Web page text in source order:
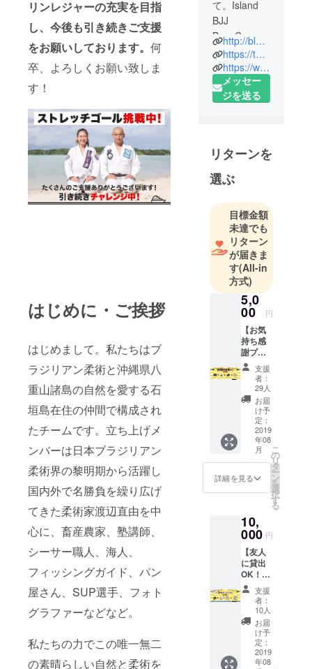
リンレジャーの充実を目指
し、今後も引き続きご支援
をお願いしております。 何
卒、よろしくお願い致しま
す！
はじめに・ご挨拶
はじめまして。私たちはブ
ラジリアン柔術と沖縄県八
重山諸島の自然を愛する石
垣島在住の仲間で構成され
たチームです。立ち上げメ
ンバーは日本ブラジリアン
柔術界の黎明期から活躍し
国内外で名勝負を繰り広げ
てきた柔術家渡辺直由を中
心に、畜産農家、塾講師、
シーサー職人、海人、
フィッシングガイド、パン
屋さん、SUP選手、フォト
グラファーなどなど。
私たちの力でこの唯一無二
の素晴らしい自然と柔術を
て。Island
BJJ
BaseCamp
Ishigakiチー
ムです。
私たちは、
国内ブラジ
2006年ヨー
ロピアン選
手権で優勝
するなど数
多の名勝負
を繰り広げ
てきた柔術
家渡辺直由
黒帯三段を
中心とし、
フォトグラ
ファー、畜
産農家、塾
講師、SAPイ
ンストラク
ター、シー
サー職人な
ど、石垣島
在住の柔術
とアウトド
アを愛する
メンバーで
集ったチー
世界の柔術
家と石垣島
の橋渡しに
なりたい。
世界一の柔
術ベース
キャンプ地
をつくりた
いと思って
います！
http://blog.livedoor.jp/tfstyles/
https://twitter.com/Island_BJJ
https://www.instagram.com/nahe703/
メッセー
ジを送る
リターンを
選ぶ
目標金額
未達でも
リターン
が届きま
す(All-in
方式)
5,0
00 円
【お気
持ち感
謝プラ
ン】 ・
感謝
メッ
セージ
・オリ
ジナル
ステッ
カー ・
柔術ク
ラス参
加券×2
枚 ・
マリン
割引券
※チケッ
ト1枚
で、柔
術など
の各ク
ラスに1
回参加
できま
す。 ※
護身術
体験・
ダイ
エット
支援
者：
29人
お届
け予
定：
2019
年08
月
詳細を見る
こ
の
リ
タ
ー
ン
を
選
択
す
る
10,
000 円
【友人
に貸出
OK！
3ヶ月フ
リーパ
スプラ
ン】 ・
柔術ス
タジオ
3ヶ月フ
リーパ
支援
者：
10人
お届
け予
定：
2019
年08